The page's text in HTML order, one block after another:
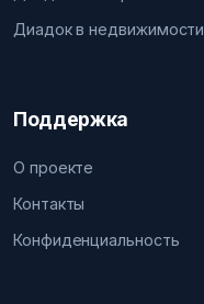
Диадок в недвижимости
Поддержка
О проекте
Контакты
Конфиденциальность